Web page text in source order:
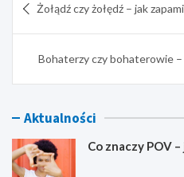
wpisu
Żołądź czy żołędź – jak
Bohaterzy czy bohaterowie
Aktualności
Co znaczy POV